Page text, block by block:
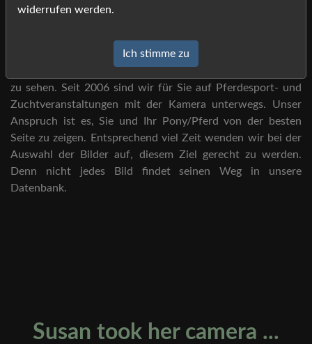
Sie haben Foto-Job auf der Veranstaltung gesehen?
zu sehen. Seit 2006 sind wir für Sie auf Pferdesport- und
Zuchtveranstaltungen mit der Kamera unterwegs. Unser
Anspruch ist es, Sie und Ihr Pony/Pferd von der besten
Seite zu zeigen. Entsprechend viel Zeit wenden wir bei der
Auswahl der Bilder auf, diesem Ziel gerecht zu werden.
Denn nicht jedes Bild findet seinen Weg in unsere
Datenbank.
Susan took her camera ...
widerrufen werden.
Ich stimme zu